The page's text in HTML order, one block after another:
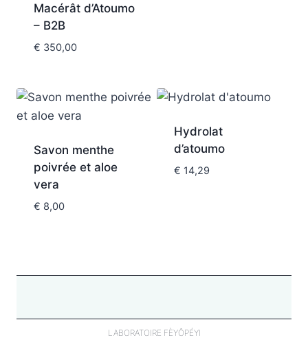
Macérât d’Atoumo
– B2B
€ 350,00
Savon menthe
poivrée et aloe
vera
€ 8,00
Hydrolat
d’atoumo
€ 14,29
LABORATOIRE FÈYÔPÉYI